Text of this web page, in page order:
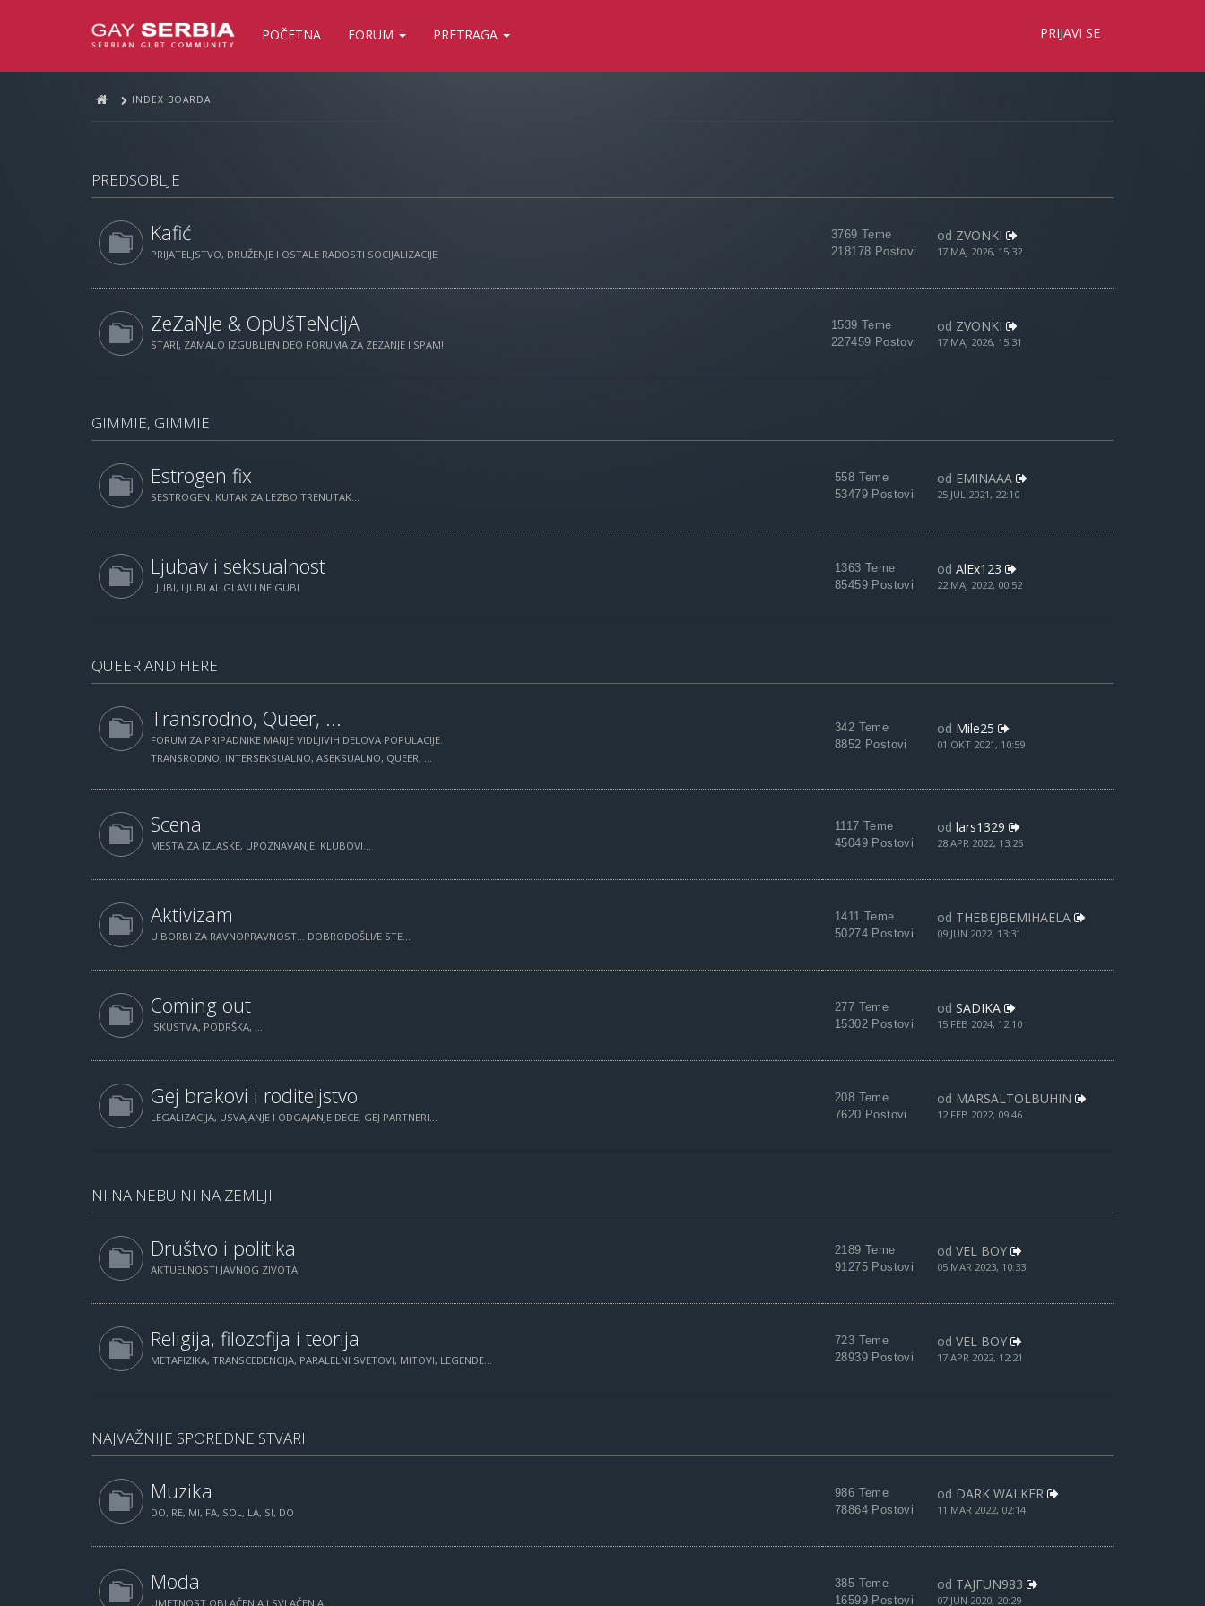
POČETNA FORUM PRETRAGA PRIJAVI SE
INDEX BOARDA
PREDSOBLJE
Kafić
PRIJATELJSTVO, DRUŽENJE I OSTALE RADOSTI SOCIJALIZACIJE
3769 Teme
218178 Postovi
od ZVONKI
17 MAJ 2026, 15:32
ZeZaNJe & OpUšTeNcIjA
STARI, ZAMALO IZGUBLJEN DEO FORUMA ZA ZEZANJE I SPAM!
1539 Teme
227459 Postovi
od ZVONKI
17 MAJ 2026, 15:31
GIMMIE, GIMMIE
Estrogen fix
SESTROGEN. KUTAK ZA LEZBO TRENUTAK...
558 Teme
53479 Postovi
od EMINAAA
25 JUL 2021, 22:10
Ljubav i seksualnost
LJUBI, LJUBI AL GLAVU NE GUBI
1363 Teme
85459 Postovi
od AlEx123
22 MAJ 2022, 00:52
QUEER AND HERE
Transrodno, Queer, ...
FORUM ZA PRIPADNIKE MANJE VIDLJIVIH DELOVA POPULACIJE.
TRANSRODNO, INTERSEKSUALNO, ASEKSUALNO, QUEER, ...
342 Teme
8852 Postovi
od Mile25
01 OKT 2021, 10:59
Scena
MESTA ZA IZLASKE, UPOZNAVANJE, KLUBOVI...
1117 Teme
45049 Postovi
od lars1329
28 APR 2022, 13:26
Aktivizam
U BORBI ZA RAVNOPRAVNOST... DOBRODOŠLI/E STE...
1411 Teme
50274 Postovi
od THEBEJBEMIHAELA
09 JUN 2022, 13:31
Coming out
ISKUSTVA, PODRŠKA, ...
277 Teme
15302 Postovi
od SADIKA
15 FEB 2024, 12:10
Gej brakovi i roditeljstvo
LEGALIZACIJA, USVAJANJE I ODGAJANJE DECE, GEJ PARTNERI...
208 Teme
7620 Postovi
od MARSALTOLBUHIN
12 FEB 2022, 09:46
NI NA NEBU NI NA ZEMLJI
Društvo i politika
AKTUELNOSTI JAVNOG ZIVOTA
2189 Teme
91275 Postovi
od VEL BOY
05 MAR 2023, 10:33
Religija, filozofija i teorija
METAFIZIKA, TRANSCEDENCIJA, PARALELNI SVETOVI, MITOVI, LEGENDE...
723 Teme
28939 Postovi
od VEL BOY
17 APR 2022, 12:21
NAJVAŽNIJE SPOREDNE STVARI
Muzika
DO, RE, MI, FA, SOL, LA, SI, DO
986 Teme
78864 Postovi
od DARK WALKER
11 MAR 2022, 02:14
Moda
UMETNOST OBLAČENJA I SVLAČENJA
385 Teme
16599 Postovi
od TAJFUN983
07 JUN 2020, 20:29